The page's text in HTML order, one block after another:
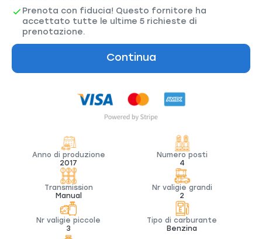
Anno di produzione
2017
Numero posti
4
Transmission
Manual
Nr valigie grandi
2
Nr valigie piccole
3
Tipo di carburante
Benzina
Prenota con fiducia! Questo fornitore ha
accettato tutte le ultime 5 richieste di
prenotazione.
Continua